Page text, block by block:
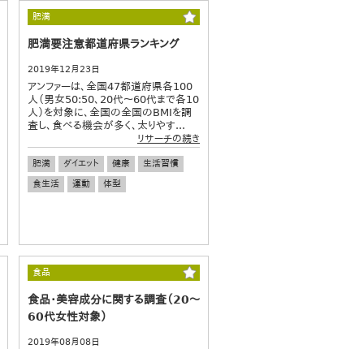
肥満
肥満要注意都道府県ランキング
2019年12月23日
アンファーは、全国47都道府県各100
人（男女50:50、20代～60代まで各10
人）を対象に、全国の全国のBMIを調
査し、食べる機会が多く、太りやす...
リサーチの続き
肥満 ダイエット 健康
生活習慣
食生活
運動 体型
食品
食品・美容成分に関する調査（20～
60代女性対象）
2019年08月08日